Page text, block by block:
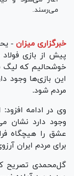
می‌رسند.
خبرگزاری میزان -
پیش از بازی
خوشحالیم که لیگ
این بازی‌ها وجود
مردم شود.
وی در ادامه
وجود دارد نشان
عشق را هیچگاه
برای مردم ایران
گل‌محمدی تصریح